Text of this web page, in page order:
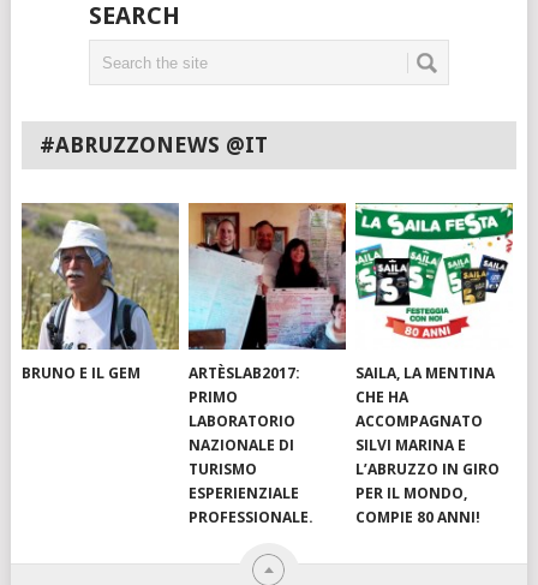
SEARCH
#ABRUZZONEWS @IT
BRUNO E IL GEM
ARTÈSLAB2017:
PRIMO
LABORATORIO
NAZIONALE DI
TURISMO
ESPERIENZIALE
PROFESSIONALE.
SAILA, LA MENTINA
CHE HA
ACCOMPAGNATO
SILVI MARINA E
L’ABRUZZO IN GIRO
PER IL MONDO,
COMPIE 80 ANNI!